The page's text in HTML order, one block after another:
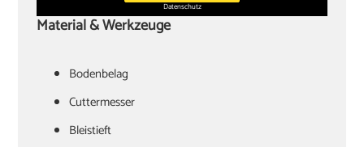
Datenschutz
Material & Werkzeuge
Bodenbelag
Cuttermesser
Bleistieft